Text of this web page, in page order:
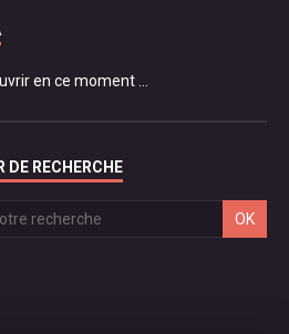
en ce moment ...
DE RECHERCHE
OK